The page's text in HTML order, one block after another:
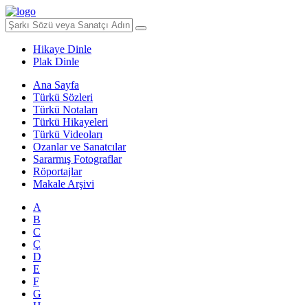
Hikaye Dinle
Plak Dinle
Ana Sayfa
Türkü Sözleri
Türkü Notaları
Türkü Hikayeleri
Türkü Videoları
Ozanlar ve Sanatcılar
Sararmış Fotograflar
Röportajlar
Makale Arşivi
A
B
C
Ç
D
E
F
G